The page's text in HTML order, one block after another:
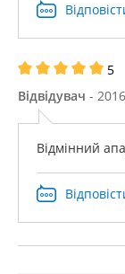
5
Відвідувач -
Відмінний